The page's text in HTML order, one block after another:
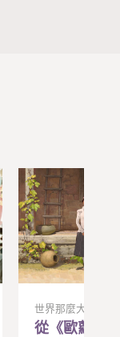
世界那麼大
從《歐蘿拉